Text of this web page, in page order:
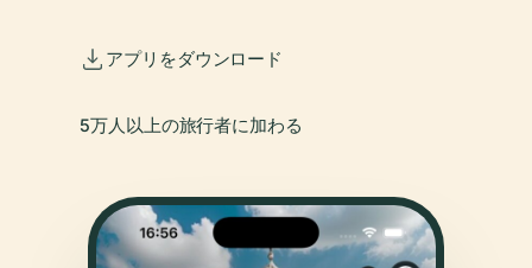
アプリをダウンロード
5万人以上の旅行者に加わる